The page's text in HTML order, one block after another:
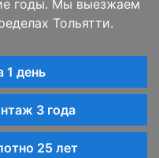
годы. Мы выезжаем
Тольятти.
1 день
3 года
25 лет